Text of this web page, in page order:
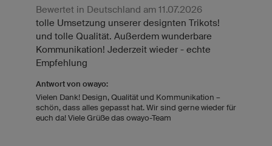
Bewertet in Deutschland am 11.07.2026
tolle Umsetzung unserer designten Trikots!
und tolle Qualität. Außerdem wunderbare
Kommunikation! Jederzeit wieder - echte
Empfehlung
Antwort von owayo:
Vielen Dank! Design, Qualität und Kommunikation –
schön, dass alles gepasst hat. Wir sind gerne wieder für
euch da! Viele Grüße das owayo-Team